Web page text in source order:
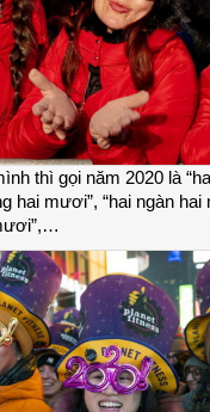
thì gọi năm 2020 là
hai mươi”, “hai ngàn hai